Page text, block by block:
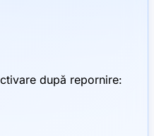
după repornire: